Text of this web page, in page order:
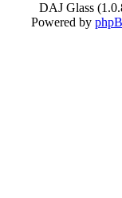
DAJ Glass
Powered by